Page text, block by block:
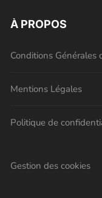
À PROPOS
Conditions Générales
Mentions Légales
Politique de
Gestion des cookies